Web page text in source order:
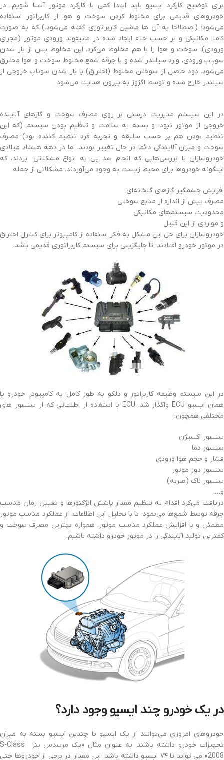
برای توضیح کارکرد ایسیو باید ابتدا کمی با کارکرد موتور آشنا شویم. در
خودروهای قدیمی برای مخلوط کردن سوخت و هوا از کاربراتور استفاده
می‌شود؛ (اصطلاحا به آن ها ماشین کاربراتوری گفته می‌شود.) که به صورت
کاملا مکانیکی و بر حسب خلاء ایجاد شده در مانیفولد ورودی موتور (مجرای
ورودی)، سوخت و هوا را با هم مخلوط می‌کرد. این مخلوط پس از باز شدن
سوپاپ ورودی، وارد سیلندر شده و با جرقه شمع مخلوط سوخت و هوا محترق
می‌شود. دود حاصل از سوختن مخلوط (احتراق) با باز شدن سوپاپ خروجی از
سیلندر خارج شده و توسط اگزوز به بیرون هدایت می‌شود.
در این سیستم مدیریت درستی بر روی مصرف سوخت و گازهای آلاینده
خروجی از موتور نبود؛ و بسته به سلامت و تنظیم بودن سیستم (که این
تنظیم بودن هم بر حسب سلیقه و تجربه فرد تنظیم کننده بود) مصرف
سوخت و میزان آلایندگی دائما در حال تغییر بودند. اما در دهه هشتاد میلادی
خودروسازان با بررسی‌هایی که انجام شد پی به انواع مشکلاتی بردند، که
اینگونه خودروها برای محیط زیست به وجود می‌آوردند. مشکلاتی از جمله:
افزایش چشمگیر گازهای گلخانه‌­ای
مصرف بیش از اندازه از منابع سوختی
محدودیت سیستم‌های مکانیکی
و مواردی از این قبیل
خودروسازان برای حل این مشکل به فکر استفاده از کامپیوتر برای کنترل احتراق
در موتور خودرو افتادند؛ تا جایگزینی برای سیستم کاربراتوری قدیمی باشد.
در این سیستم وظیفه کاربراتور و دلکو به طور کامل به کامپیوتر خودرو یا
همان ایسیو ECU واگذار شد. ECU با استفاده از اطلاعاتی که از سنسور های
مختلفی همچون:
سنسور اکسیژن
سنسور دما
فشار و حجم هوا ورودی
سنسور دور موتور
سنسور ناک (ضربه)
و….
دریافت می‌کرد اقدام به تنظیم مقدار پاشش انژکتورها و تعیین زمان مناسب
جرقه توسط شمع‌ها می‌نمود؛ تا با تحلیل این اطلاعات، از عملکرد مناسب موتور
مطمئن و با افزایش عملکرد مناسب موتور، همواره بهترین مصرف سوخت و
کمترین تولید آلایندگی را در موتور خودرو داشته باشیم.
در یک خودرو چند ایسیو وجود دارد؟
خودروهای امروزی می‌توانند از یک ایسیو تا چندین ایسیو بسته به میزان
تجهیزات خودرو داشته باشند. به عنوان مثال «یک مرسدس بنز S-Class
2008» می‌ تواند تا ۷۴ ایسیو داشته باشد. این مقدار در برخی از خودروها حتی